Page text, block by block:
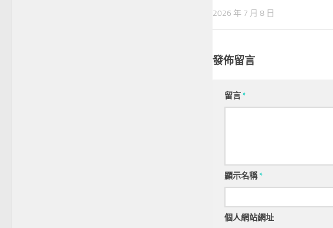
2026 年 7 月 8 日
發佈留言
留言*
顯示名稱*
個人網站網址